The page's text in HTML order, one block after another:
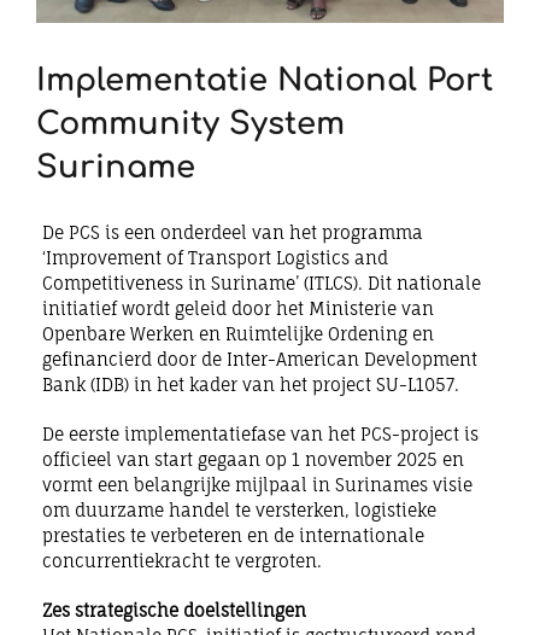
Implementatie National Port
Community System
Suriname
De PCS is een onderdeel van het programma
‘Improvement of Transport Logistics and
Competitiveness in Suriname’ (ITLCS). Dit nationale
initiatief wordt geleid door het Ministerie van
Openbare Werken en Ruimtelijke Ordening en
gefinancierd door de Inter-American Development
Bank (IDB) in het kader van het project SU-L1057.
De eerste implementatiefase van het PCS-project is
officieel van start gegaan op 1 november 2025 en
vormt een belangrijke mijlpaal in Surinames visie
om duurzame handel te versterken, logistieke
prestaties te verbeteren en de internationale
concurrentiekracht te vergroten.
Zes strategische doelstellingen